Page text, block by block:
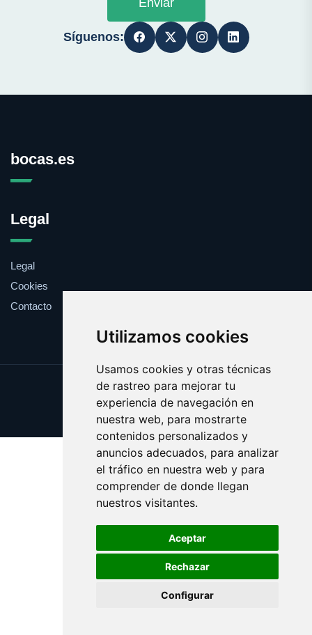
Utilizamos cookies
Usamos cookies y otras técnicas
de rastreo para mejorar tu
experiencia de navegación en
nuestra web, para mostrarte
contenidos personalizados y
anuncios adecuados, para analizar
el tráfico en nuestra web y para
comprender de donde llegan
nuestros visitantes.
Aceptar
Rechazar
Configurar
Síguenos:
bocas.es
Legal
Legal
Cookies
Contacto
Update cookies preferences
Copyright © 2025 bocas.es